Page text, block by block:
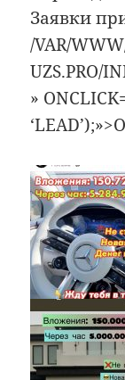
Заявки
/VAR/
UZS.PRO/
»